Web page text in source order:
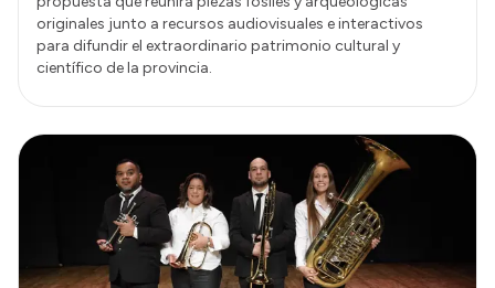
originales junto a recursos audiovisuales e interactivos
para difundir el extraordinario patrimonio cultural y
científico de la provincia.